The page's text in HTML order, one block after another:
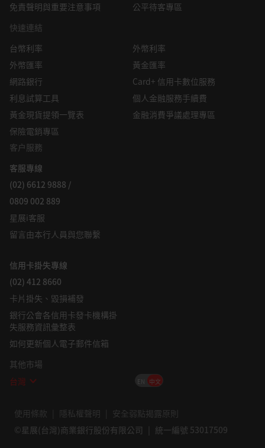
免責聲明與重要注意事項
公平待客專區
快速連結
台幣利率
外幣利率
外幣匯率
黃金匯率
網路銀行
Card+ 信用卡數位服務
利息試算工具
個人金融服務手續費
黃金現貨提領一覽表
金融消費爭議處理專區
保險電銷專區
客户服務
客服專線
(02) 6612 9888 /
0809 002 889
星展i客服
留言由本行人員與您聯繫
信用卡掛失專線
(02) 412 8660
卡片掛失、毀損補發
銀行公會各信用卡發卡機構掛
失服務資訊彙整表
如何更新個人電子郵件信箱
其他市場
台灣
EN 中文
使用條款 隱私權聲明
安全弱點揭露原則
©星展(台灣)商業銀行股份有限公司
統一編號 53017509